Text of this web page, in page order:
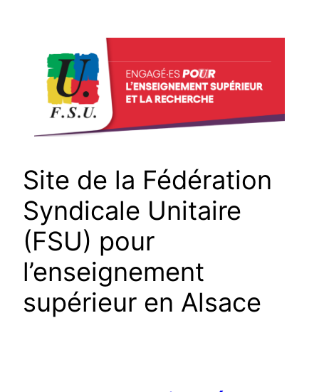
contenu
Site de la Fédération
Syndicale Unitaire
(FSU) pour
l’enseignement
supérieur en Alsace